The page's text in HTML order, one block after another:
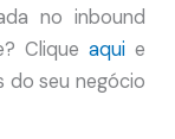
no inbound
Clique aquie
do seu negócio